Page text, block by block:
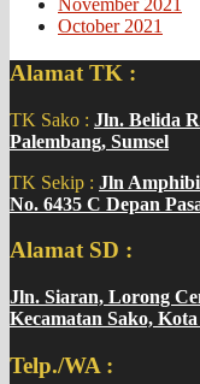
November 2021
October 2021
Alamat TK :
TK Sako : Jln. Belida
Palembang, Sumsel
TK Sekip : Jln
No. 6435 C Depan
Alamat SD :
Jln. Siaran, Lorong
Kecamatan Sako,
Telp./WA :